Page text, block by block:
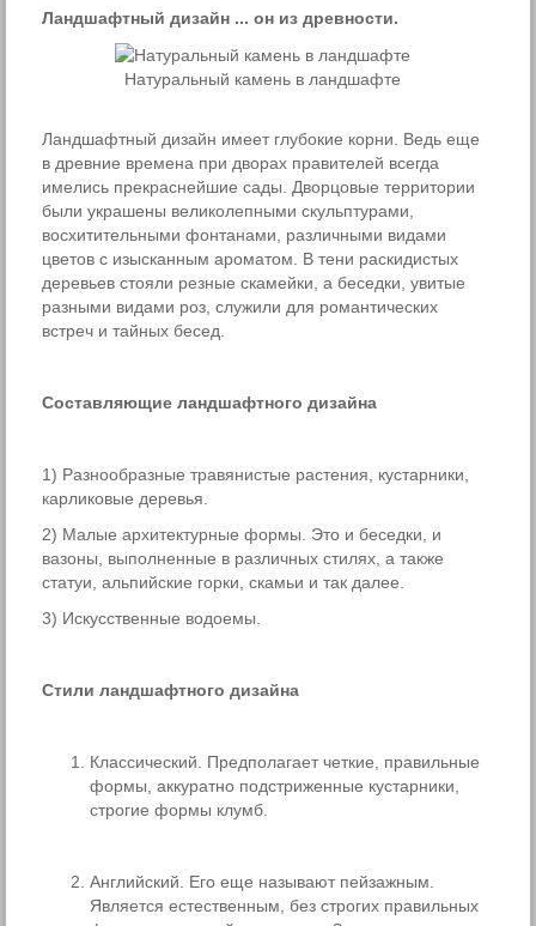
Ландшафтный дизайн ... он из древности.
Натуральный камень в ландшафте
Ландшафтный дизайн имеет глубокие корни. Ведь еще
в древние времена при дворах правителей всегда
имелись прекраснейшие сады. Дворцовые территории
были украшены великолепными скульптурами,
восхитительными фонтанами, различными видами
цветов с изысканным ароматом. В тени раскидистых
деревьев стояли резные скамейки, а беседки, увитые
разными видами роз, служили для романтических
встреч и тайных бесед.
Составляющие ландшафтного дизайна
1) Разнообразные травянистые растения, кустарники,
карликовые деревья.
2) Малые архитектурные формы. Это и беседки, и
вазоны, выполненные в различных стилях, а также
статуи, альпийские горки, скамьи и так далее.
3) Искусственные водоемы.
Стили ландшафтного дизайна
Классический. Предполагает четкие, правильные
формы, аккуратно подстриженные кустарники,
строгие формы клумб.
Английский. Его еще называют пейзажным.
Является естественным, без строгих правильных